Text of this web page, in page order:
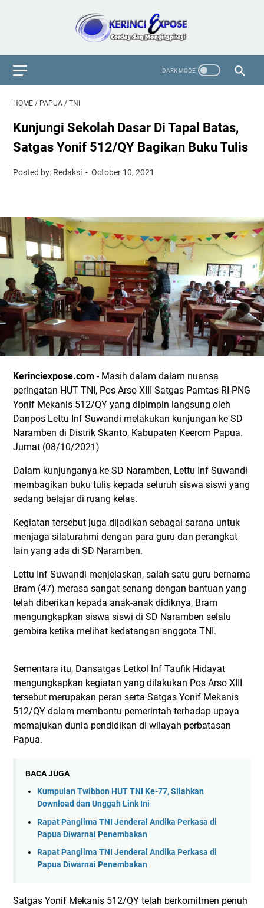
HOME / PAPUA / TNI
Kunjungi Sekolah Dasar Di Tapal Batas,
Satgas Yonif 512/QY Bagikan Buku Tulis
Posted by: Redaksi October 10, 2021
Kerinciexpose.com - Masih dalam dalam nuansa
peringatan HUT TNI, Pos Arso XIII Satgas Pamtas RI-PNG
Yonif Mekanis 512/QY yang dipimpin langsung oleh
Danpos Lettu Inf Suwandi melakukan kunjungan ke SD
Naramben di Distrik Skanto, Kabupaten Keerom Papua.
Jumat (08/10/2021)
Dalam kunjunganya ke SD Naramben, Lettu Inf Suwandi
membagikan buku tulis kepada seluruh siswa siswi yang
sedang belajar di ruang kelas.
Kegiatan tersebut juga dijadikan sebagai sarana untuk
menjaga silaturahmi dengan para guru dan perangkat
lain yang ada di SD Naramben.
Lettu Inf Suwandi menjelaskan, salah satu guru bernama
Bram (47) merasa sangat senang dengan bantuan yang
telah diberikan kepada anak-anak didiknya, Bram
mengungkapkan siswa siswi di SD Naramben selalu
gembira ketika melihat kedatangan anggota TNI.
Sementara itu, Dansatgas Letkol Inf Taufik Hidayat
mengungkapkan kegiatan yang dilakukan Pos Arso XIII
tersebut merupakan peran serta Satgas Yonif Mekanis
512/QY dalam membantu pemerintah terhadap upaya
memajukan dunia pendidikan di wilayah perbatasan
Papua.
BACA JUGA
Kumpulan Twibbon HUT TNI Ke-77, Silahkan
Download dan Unggah Link Ini
Rapat Panglima TNI Jenderal Andika Perkasa di
Papua Diwarnai Penembakan
Rapat Panglima TNI Jenderal Andika Perkasa di
Papua Diwarnai Penembakan
Satgas Yonif Mekanis 512/QY telah berkomitmen penuh